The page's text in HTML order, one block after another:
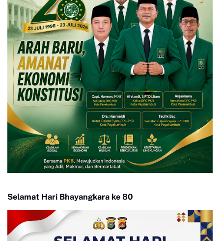
Selamat Hari Bhayangkara ke 80